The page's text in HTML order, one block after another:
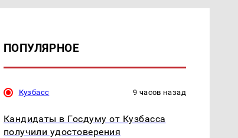
ПОПУЛЯРНОЕ
Кузбасс 9 часов назад
Кандидаты в Госдуму от Кузбасса
получили удостоверения